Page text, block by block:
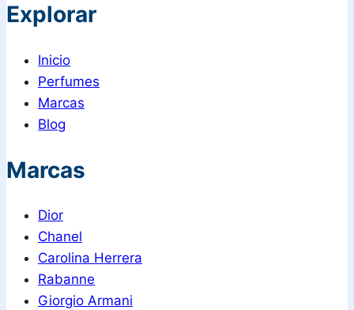
Explorar
Inicio
Perfumes
Marcas
Blog
Marcas
Dior
Chanel
Carolina Herrera
Rabanne
Giorgio Armani